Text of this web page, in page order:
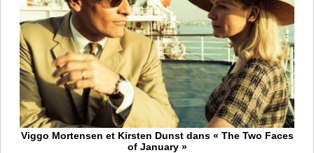
Viggo Mortensen et Kirsten Dunst dans « The Two Faces
of January »